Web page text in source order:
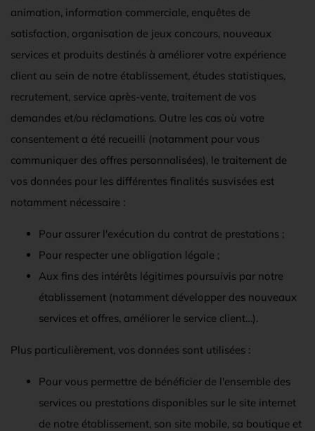
animation, information commerciale, enquêtes de
satisfaction, organisation de jeux concours, nouveaux
services et produits destinés à améliorer votre expérience
client au sein de notre établissement, études statistiques,
recrutement, service après-vente, traitement de vos
demandes et/ou réclamations. Outre les cas où votre
consentement a été recueilli (notamment pour vous
communiquer des offres personnalisées), le traitement de
vos données pour les différentes finalités susvisées est
notamment nécessaire :
Pour assurer l'exécution du contrat de prestations ;
Pour respecter une obligation légale ;
Aux fins des intérêts légitimes poursuivis par notre
établissement (notamment développer des nouveaux
services et offres, améliorer le service client…).
Plus particulièrement, vos données sont utilisées :
Pour vous permettre de bénéficier de l'ensemble des
services ou prestations disponibles sur le site internet
de notre établissement, son site mobile, sa boutique et